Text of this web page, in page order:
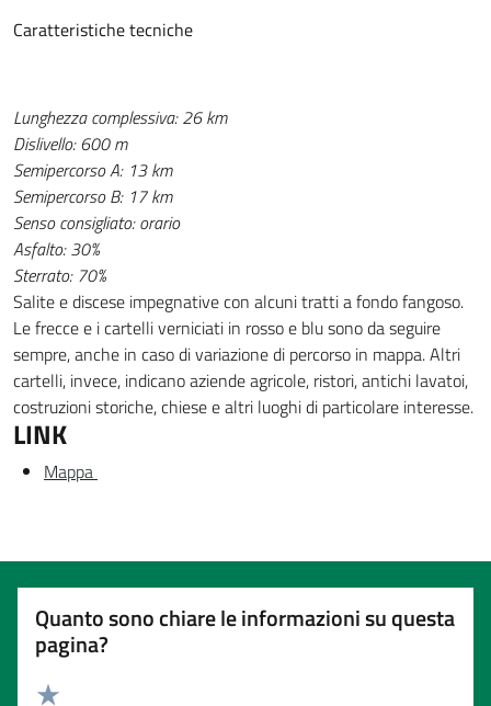
Caratteristiche tecniche
Lunghezza complessiva: 26 km
Dislivello: 600 m
Semipercorso A: 13 km
Semipercorso B: 17 km
Senso consigliato: orario
Asfalto: 30%
Sterrato: 70%
Salite e discese impegnative con alcuni tratti a fondo fangoso.
Le frecce e i cartelli verniciati in rosso e blu sono da seguire
sempre, anche in caso di variazione di percorso in mappa. Altri
cartelli, invece, indicano aziende agricole, ristori, antichi lavatoi,
costruzioni storiche, chiese e altri luoghi di particolare interesse.
LINK
Mappa
Quanto sono chiare le informazioni su questa
pagina?